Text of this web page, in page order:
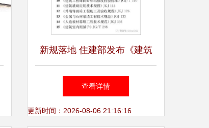
新规落地 住建部发布《建筑
装饰装修工程质量验收标
准》，9月1日实施含多条强制
查看详情
更新时间：2026-08-06 21:16:16